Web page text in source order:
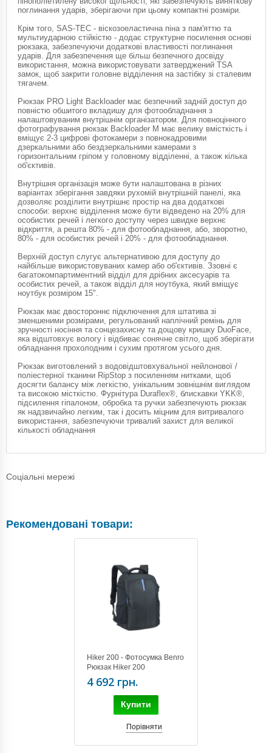
поглинання ударів, зберігаючи при цьому компактні розміри.
Крім того, SAS-TEC - віскозоеластична піна з пам'яттю та
мультиударною стійкістю - додає структурне посилення основі
рюкзака, забезпечуючи додаткові властивості поглинання
ударів. Для забезпечення ще більш безпечного досвіду
використання, можна використовувати затверджений TSA
замок, щоб закрити головне відділення на застібку зі сталевим
тягачем.
Рюкзак PRO Light Backloader має безпечний задній доступ до
повністю обшитого вкладишу для фотообладнання з
налаштовуваним внутрішнім організатором. Для повноцінного
фотографування рюкзак Backloader M має велику вмісткість і
вміщує 2-3 цифрові фотокамери з повнокадровими
дзеркальними або бездзеркальними камерами з
горизонтальним гріпом у головному відділенні, а також кілька
об'єктивів.
Внутрішня організація може бути налаштована в різних
варіантах зберігання завдяки рухомій внутрішній панелі, яка
дозволяє розділити внутрішнє простір на два додаткові
способи: верхнє відділення може бути відведено на 20% для
особистих речей і легкого доступу через швидке верхнє
відкриття, а решта 80% - для фотообладнання, або, зворотно,
80% - для особистих речей і 20% - для фотообладнання.
Верхній доступ слугує альтернативою для доступу до
найбільше використовуваних камер або об'єктивів. Ззовні є
багатокомпартиментний відділ для дрібних аксесуарів та
особистих речей, а також відділ для ноутбука, який вміщує
ноутбук розміром 15".
Рюкзак має двостороннє підключення для штатива зі
зменшеними розмірами, регульований наплічний ремінь для
зручності носіння та сонцезахисну та дощову кришку DuoFace,
яка відштовхує вологу і відбиває сонячне світло, щоб зберігати
обладнання прохолодним і сухим протягом усього дня.
Рюкзак виготовлений з водовідштовхувальної нейлонової /
поліестерної тканини RipStop з посиленням нитками, щоб
досягти балансу між легкістю, унікальним зовнішнім виглядом
та високою місткістю. Фурнітура Duraflex®, блискавки YKK®,
підсилення гіпалоном, обробка та ручки забезпечують рюкзак
як надзвичайно легким, так і досить міцним для витривалого
використання, забезпечуючи тривалий захист для великої
кількості обладнання
Соціальні мережі
Рекомендовані товари:
Hiker 200 - Фотосумка Benro
Рюкзак Hiker 200
4 692 грн.
Купити
Порівняти